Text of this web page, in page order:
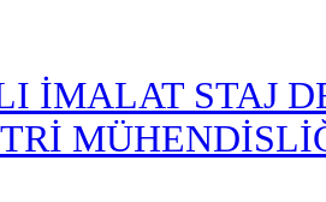
İMALAT STAJ